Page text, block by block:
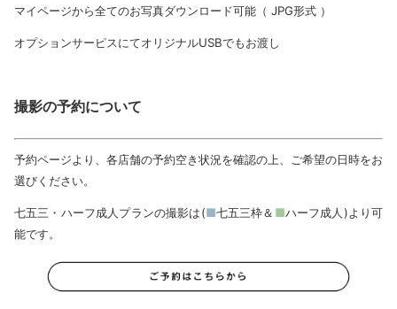
マイページから全てのお写真ダウンロード可能（ JPG形式 ）
オプションサーピスにてオリジナルUSBでもお渡し
撮影の予約について
予約ページより、各店舗の予約空き状況を確認の上、ご希望の日時をお
選びください。
七五三・ハーフ成人プランの撮影は(■七五三枠＆ ■ハーフ成人)より可
能です。